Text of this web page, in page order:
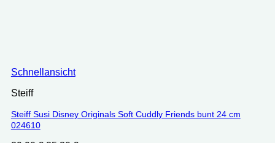
Schnellansicht
Steiff
Steiff Susi Disney Originals Soft Cuddly Friends bunt 24 cm
024610